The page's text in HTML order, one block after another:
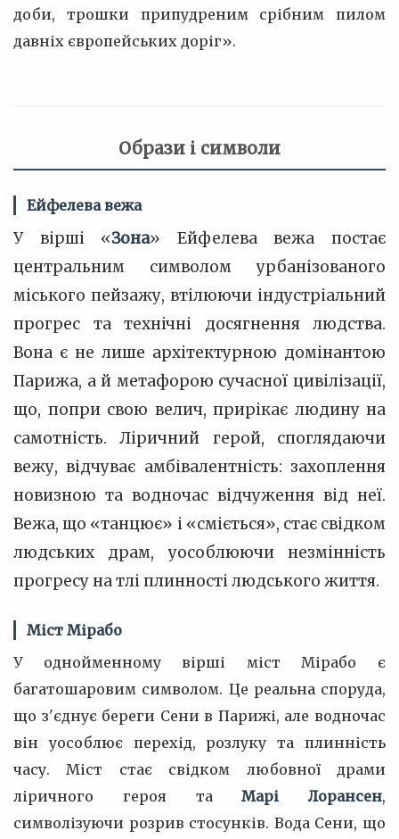
доби, трошки припудреним срібним пилом
давніх європейських доріг».
Образи і символи
Ейфелева вежа
У вірші «Зона» Ейфелева вежа постає
центральним символом урбанізованого
міського пейзажу, втілюючи індустріальний
прогрес та технічні досягнення людства.
Вона є не лише архітектурною домінантою
Парижа, а й метафорою сучасної цивілізації,
що, попри свою велич, прирікає людину на
самотність. Ліричний герой, споглядаючи
вежу, відчуває амбівалентність: захоплення
новизною та водночас відчуження від неї.
Вежа, що «танцює» і «сміється», стає свідком
людських драм, уособлюючи незмінність
прогресу на тлі плинності людського життя.
Міст Мірабо
У однойменному вірші міст Мірабо є
багатошаровим символом. Це реальна споруда,
що з'єднує береги Сени в Парижі, але водночас
він уособлює перехід, розлуку та плинність
часу. Міст стає свідком любовної драми
ліричного героя таМарі Лорансен,
символізуючи розрив стосунків. Вода Сени, що